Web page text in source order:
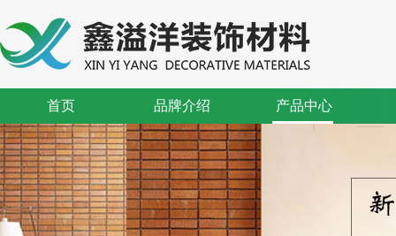
首页 品牌介绍 产品中心